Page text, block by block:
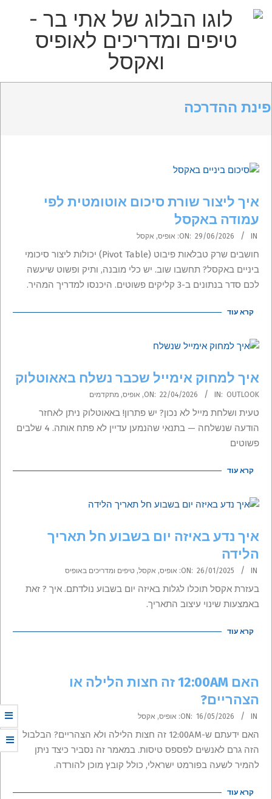
הבלוג
של
–
טיפים
ומדריכים
לאופיס
Navigation
Navigation
פינת ההדרכה
איך ליצור שורת סיכום אוטומטית לפי
עמודה באקסל
2026-
06-
29
ON: 29/06/2026 IN: אופיס, אקסל
חושבים שרק טבלאות פיבוט (Pivot Table) יכולות ליצור סיכומי
ביניים באקסל? תחשבו שוב. יש כלי מובנה, ותיק ופשוט שיעשה
לכם סדר בנתונים ב-3 קליקים פשוטים. היכנסו למדריך המהיר.
קרא עוד
איך למחוק אימייל שכבר נשלח באאוטלוק
2026-
04-
22
ON: 22/04/2026 IN: OUTLOOK
, אופיס, מתקדמים
טעית ושלחת מייל לא נכון? יש פתרון! באאוטלוק ניתן לאחזר
הודעה שנשלחה — בתנאי שהנמען עדיין לא פתח אותה. 4 שלבים
פשוטים
קרא עוד
איך נדע באיזה יום בשבוע חל תאריך
הלידה
2025-
01-
26
ON: 26/01/2025 IN: אופיס, אקסל, טיפים ומדריכים באופיס
בעזרת אקסל תוכלו לגלות באיזה יום בשבוע נולדתם. איך ? זאת
באמצעות שינוי עיצוב התאריך.
קרא עוד
האם 12:00AM זה חצות הלילה או
הצהריים?
2026-
05-
16
ON: 16/05/2026 IN: אופיס, אקסל
האם ידעתם ש-12:00AM זה חצות הלילה ולא הצהריים? הבלבול
הזה גרם לאנשים לפספס טיסות. במאמר זה נסביר כיצד ניתן
להמיר לשעה בפורמט ישראלי, כולל קובץ מוכן להורדה.
קרא עוד